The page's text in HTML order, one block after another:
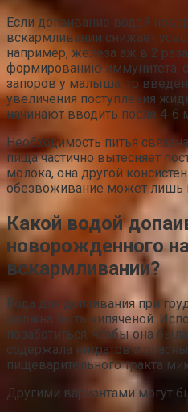
Если допаивание водой
вскармливании снижает
например, железа аж в 2
формированию иммунитета,
запоров у малыша, то
увеличения поступления
начинают вводить после 4-6
Необходимость питья
пища частично вытесняет
молока, она другой
обезвоживание может лишь
Какой водой
новорожденного
вскармливании?
Вода для допаивания при
должна быть кипячёной.
позаботиться, чтобы она
содержала нитратов и
пищеварительного тракта
Другими вариантами могут